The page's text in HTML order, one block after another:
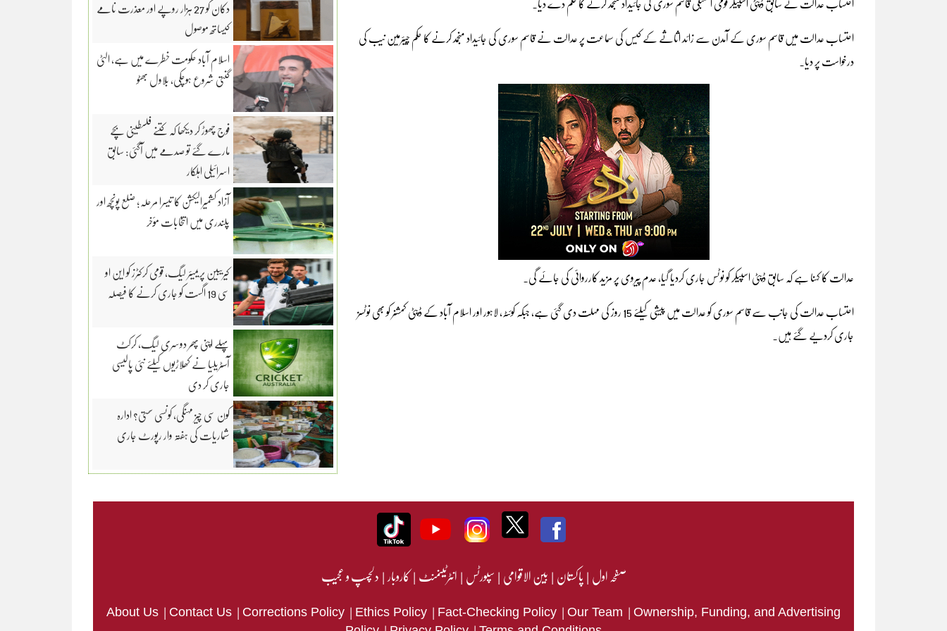
احتساب عدالت میں قاسم سوری کے آمدن سے زائد اثاثے کے کیس کی سماعت پر عدالت نے قاسم سوری کی جائیداد منجمد کرنے کا حکم چیئرمین نیب کی
درخواست پر دیا۔
عدالت کا کہنا ہے کہ سابق ڈپٹی اسپیکر کو نوٹس جاری کردیا گیا، عدم پیروی پر مزید کارروائی کی جائے گی۔
احتساب عدالت کی جانب سے قاسم سوری کو عدالت میں پیشی کیلئے 15 روز کی مہلت دی گئی ہے، جبکہ کوئٹہ، لاہور اور اسلام آباد کے ڈپٹی کمشنر کو بھی نوٹسز
جاری کردیے گئے ہیں۔
دکان کو 27 ہزار روپے اور معذرت نامے
کیساتھ موصول
اسلام آباد حکومت خطرے میں ہے، الٹی
گنتی شروع ہوچکی، بلاول بھٹو
فوج چھوڑ کر دیکھا کہ کتنے فلسطینی بچے
مارے گئے تو صدمے میں آگئی: سابق
اسرائیلی اہلکار
آزاد کشمیرالیکشن کا تیسرا مرحلہ؛ ضلع پونچھ اور
پلندری میں انتخابات مؤخر
کیریبین پریمیئر لیگ، قومی کرکٹرز کو این او
سی 19 اگست کو جاری کرنے کا فیصلہ
پہلے اپنی پھر دوسری لیگ، کرکٹ
آسٹریلیا نے کھلاڑیوں کیلئے نئی پالیسی
جاری کر دی
کون سی چیز مہنگی، کونسی سستی؟ ادارہ
شماریات کی ہفتہ وار رپورٹ جاری
صفحہ اول|پاکستان|بین الاقوامی|سپورٹس|انٹرٹینمنٹ|کاروبار|دلچسپ و عجیب
About Us | Contact Us | Corrections Policy | Ethics Policy | Fact-Checking Policy | Our Team | Ownership, Funding, and Advertising